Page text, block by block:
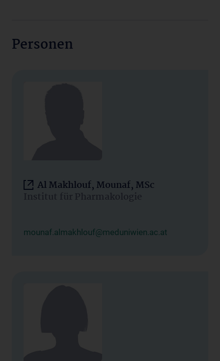
Personen
Al Makhlouf, Mounaf, MSc
Institut für Pharmakologie
mounaf.almakhlouf@meduniwien.ac.at